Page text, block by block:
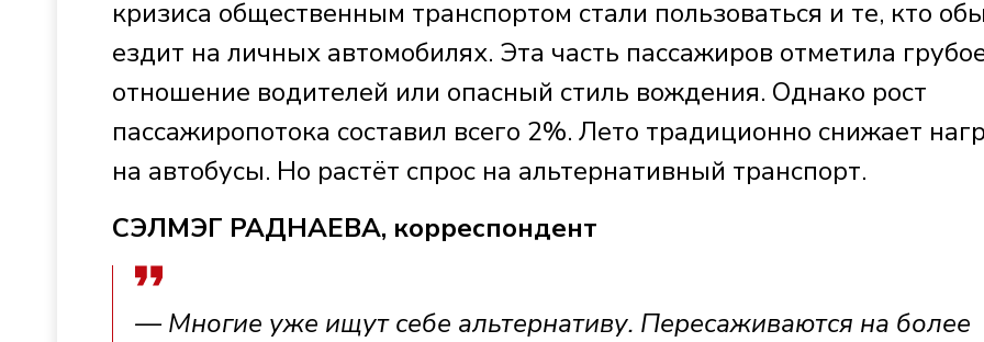
кризиса общественным транспортом стали пользоваться и те, кто
ездит на личных автомобилях. Эта часть пассажиров отметила
отношение водителей или опасный стиль вождения. Однако рост
пассажиропотока составил всего 2%. Лето традиционно снижает
на автобусы. Но растёт спрос на альтернативный транспорт.
СЭЛМЭГ РАДНАЕВА, корреспондент
— Многие уже ищут себе альтернативу. Пересаживаются на более